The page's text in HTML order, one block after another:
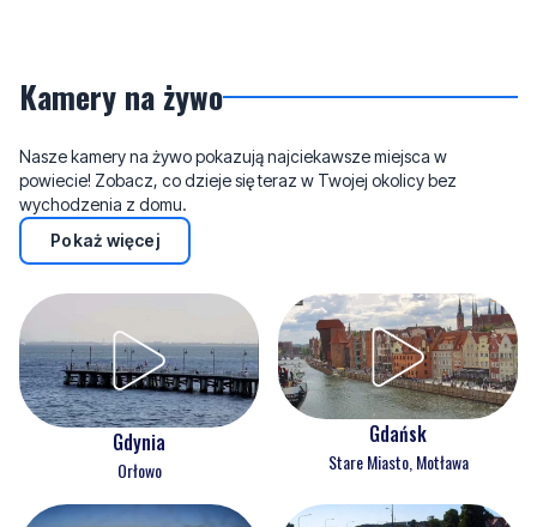
Kamery na żywo
Nasze kamery na żywo pokazują najciekawsze miejsca w
powiecie! Zobacz, co dzieje się teraz w Twojej okolicy bez
wychodzenia z domu.
Pokaż więcej
Gdynia
Orłowo
Gdańsk
Stare Miasto, Motława